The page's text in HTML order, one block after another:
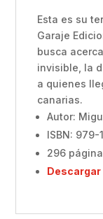
Esta es su
Garaje
busca
invisible, la
a quienes
canarias.
Autor:
ISBN:
296